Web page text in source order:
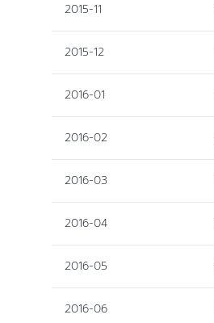
2015-11
2015-12
2016-01
2016-02
2016-03
2016-04
2016-05
2016-06